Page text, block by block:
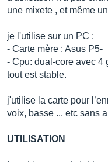
une mixete , et même
je l'utilise sur un PC :
- Carte mère : Asus P5-
- Cpu: dual-core avec 4
tout est stable.
j'utilise la carte pour
voix, basse ... etc sans
UTILISATION